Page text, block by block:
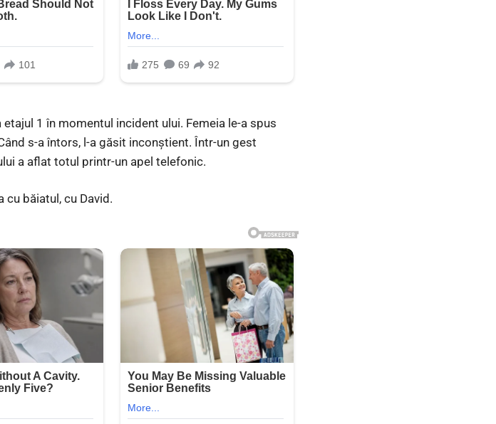
1 în momentul incident ului. Femeia le-a spus
s-a întors, l-a găsit inconștient. Într-un gest
a aflat totul printr-un apel telefonic.
cu băiatul, cu David.